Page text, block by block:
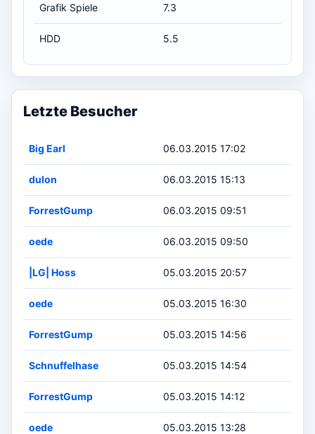
Grafik Spiele 7.3
HDD 5.5
Letzte Besucher
Big Earl 06.03.2015 17:02
dulon 06.03.2015 15:13
ForrestGump 06.03.2015 09:51
oede 06.03.2015 09:50
|LG| Hoss 05.03.2015 20:57
oede 05.03.2015 16:30
ForrestGump 05.03.2015 14:56
Schnuffelhase 05.03.2015 14:54
ForrestGump 05.03.2015 14:12
oede 05.03.2015 13:28